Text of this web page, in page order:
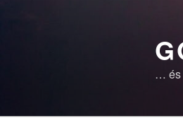
… és